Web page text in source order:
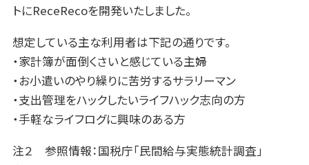
トにReceRecoを開発いたしました。
想定している主な利用者は下記の通りです。
・家計簿が面倒くさいと感じている主婦
・お小遣いのやり繰りに苦労するサラリーマン
・支出管理をハックしたいライフハック志向の方
・手軽なライフログに興味のある方
注２ 参照情報：国税庁「民間給与実態統計調査」